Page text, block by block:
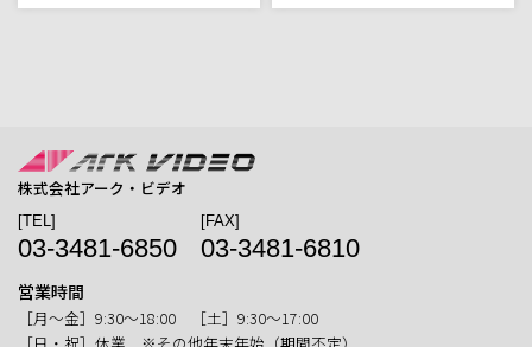
株式会社アーク・ビデオ
[TEL]
03-3481-6850
[FAX]
03-3481-6810
営業時間
［月〜金］9:30〜18:00 ［土］9:30〜17:00